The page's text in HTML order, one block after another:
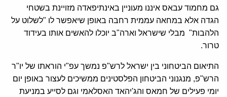
גם מחמוד עבאס איננו מעוניין באינתיפאדה מזויינת בשטחי
הגדה אלא במחאה עממית רחבה באופן שיאפשר לו "לשלוט על
הלהבות" מבלי שישראל וארה"ב יוכלו להאשים אותו בעידוד
טרור.
התיאום הביטחוני בין ישראל לרש"פ נמשך עפ"י הוראתו של יו"ר
הרש"פ, מנגנוני הביטחון הפלסטינים ממשיכים לעצור באופן יום
יומי פעילים של חמאס והג'יהאד האסלאמי וגם לסייע במניעת